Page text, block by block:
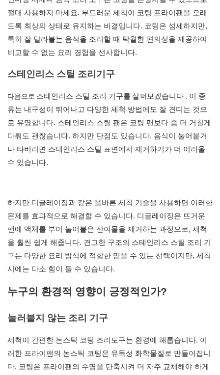
절대 사용하지 마세요. 부드러운 세척이 코팅 프라이팬을 오래
도록 최상의 상태로 유지하는 비결입니다. 코팅은 섬세하지만,
특히 잘 달라붙는 음식을 조리할 때 탁월한 편의성을 제공하여
비교할 수 없는 요리 경험을 선사합니다.
스테인리스 스틸 조리기구
다음으로 스테인리스 스틸 조리 기구를 살펴보겠습니다 . 이 종
류는 내구성이 뛰어나고 다양한 세척 방법에도 잘 견디는 것으
로 유명합니다. 스테인리스 스틸 팬은 코팅 팬보다 좀 더 거칠게
다뤄도 괜찮습니다. 하지만 단점도 있습니다. 음식이 눌어붙거
나 타버리면 스테인리스 스틸 표면에서 제거하기가 더 어려울
수 있습니다.
하지만 디글레이징과 같은 올바른 세척 기술을 사용하면 이러한
문제를 효과적으로 해결할 수 있습니다. 디글레이징은 뜨거운
팬에 액체를 부어 눌어붙은 잔여물을 제거하는 과정으로, 세척
을 훨씬 쉽게 해줍니다. 견고한 구조의 스테인리스 스틸 조리 기
구는 다양한 요리 방식에 적합한 믿을 수 있는 선택이지만, 세척
시에는 다소 힘이 들 수 있습니다.
누구의 환경적 영향이 긍정적인가?
눌러붙지 않는 조리 기구
세척이 간편한 논스틱 코팅 조리도구는 환경에 해롭습니다. 이
러한 프라이팬의 논스틱 코팅은 유독성 화학물질로 만들어집니
다. 코팅은 프라이팬의 수명을 단축시켜 더 자주 교체해야 하게